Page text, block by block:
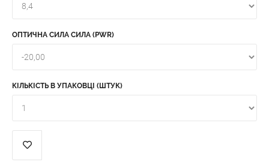
ОПТИЧНА СИЛА СИЛА (PWR)
КІЛЬКІСТЬ В УПАКОВЦІ (ШТУК)